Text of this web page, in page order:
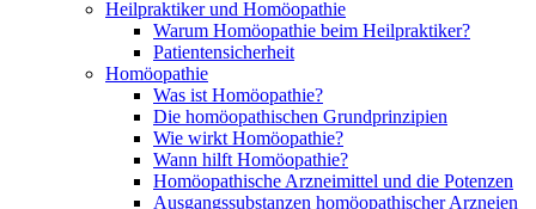
Heilpraktiker und Homöopathie
Warum Homöopathie beim Heilpraktiker?
Patientensicherheit
Homöopathie
Was ist Homöopathie?
Die homöopathischen Grundprinzipien
Wie wirkt Homöopathie?
Wann hilft Homöopathie?
Homöopathische Arzneimittel und die Potenzen
Ausgangssubstanzen homöopathischer Arzneien